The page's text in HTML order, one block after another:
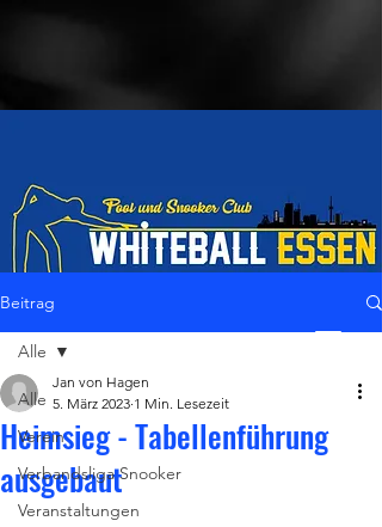
LiveStream
Beitrag
Alle
Verein
Verbandsliga Snooker
Veranstaltungen
Alle
Heimsieg - Tabellenführung
ausgebaut
Jan von Hagen
5. März 2023 1 Min. Lesezeit